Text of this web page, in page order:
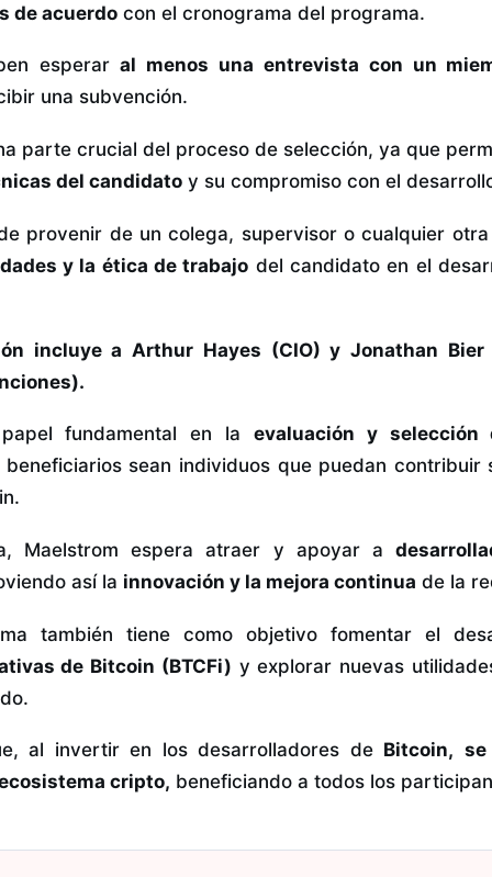
de acuerdo con el cronograma del programa.
esperaral menos una entrevista con un
una subvención.
parte crucial del proceso de selección, ya que
del candidato y su compromiso con el
provenir de un colega, supervisor o cualquier
y la ética de trabajo del candidato en el
incluye a Arthur Hayes (CIO) y Jonathan
fundamental en la evaluación y selección
sean individuos que puedan contribuir
Maelstrom espera atraer y apoyar a
así la innovación y la mejora continua de la
también tiene como objetivo fomentar el
de Bitcoin (BTCFi) y explorar nuevas
al invertir en los desarrolladores de Bitcoin,
cripto, beneficiando a todos los